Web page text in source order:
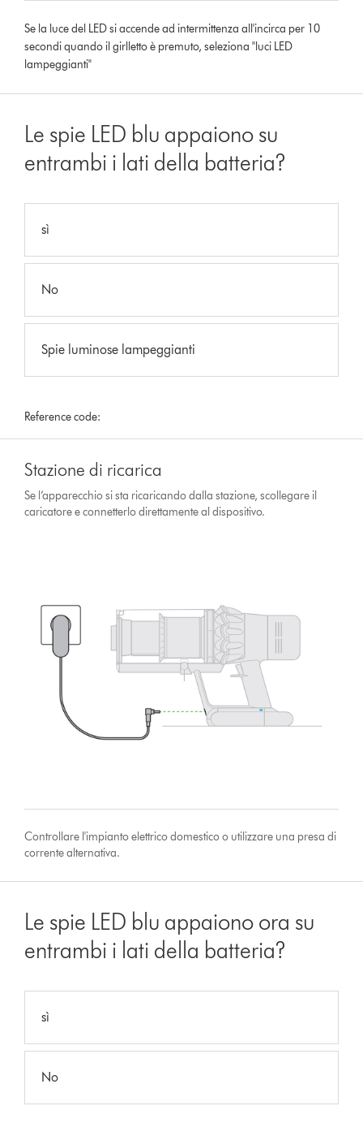
Se la luce del LED si accende ad intermittenza all'incirca per 10
secondi quando il girlletto è premuto, seleziona "luci LED
lampeggianti"
Le spie LED blu appaiono su
entrambi i lati della batteria?
sì
No
Spie luminose lampeggianti
Reference code:
Stazione di ricarica
Se l’apparecchio si sta ricaricando dalla stazione, scollegare il
caricatore e connetterlo direttamente al dispositivo.
Controllare l'impianto elettrico domestico o utilizzare una presa di
corrente alternativa.
Le spie LED blu appaiono ora su
entrambi i lati della batteria?
sì
No